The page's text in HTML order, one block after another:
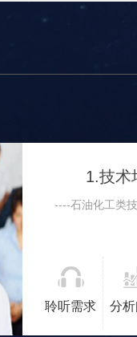
1.技术
----石油化工类
聆听需求 分